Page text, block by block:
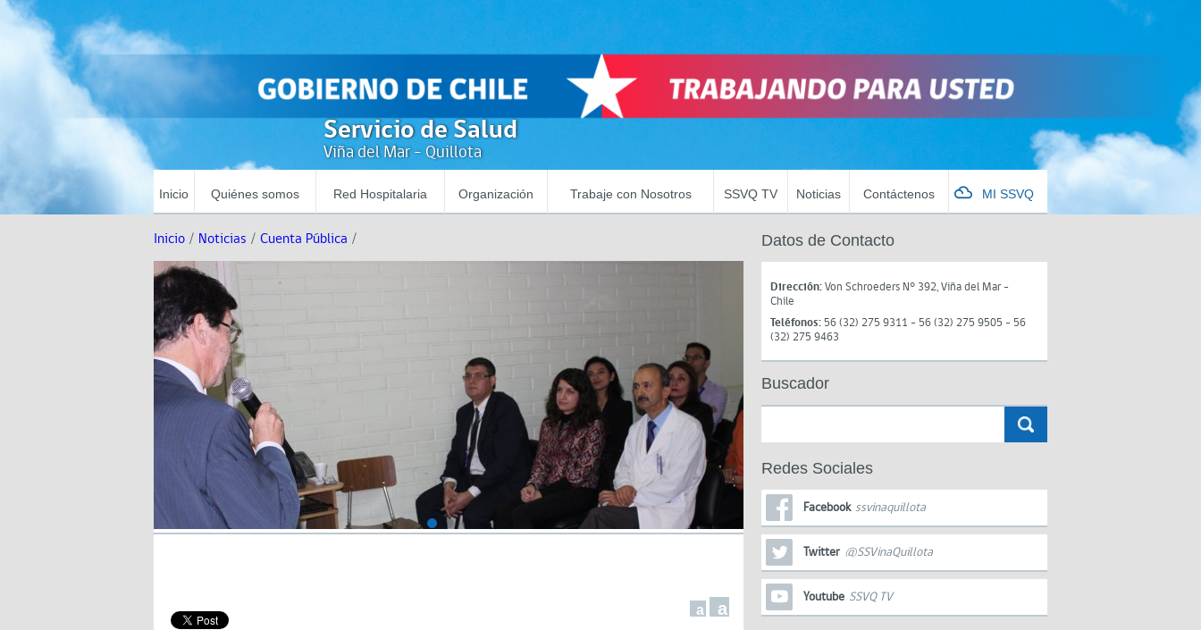
Servicio de Salud
Viña del Mar - Quillota
Inicio Quiénes somos Red Hospitalaria Organización Trabaje con Nosotros SSVQ TV Noticias Contáctenos MI SSVQ
Inicio / Noticias / Cuenta Pública /
a a
Datos de Contacto
Dirección:Von Schroeders N° 392, Viña del Mar -
Chile
Teléfonos: 56 (32) 275 9311 - 56 (32) 275 9505 - 56
(32) 275 9463
Buscador
Redes Sociales
Facebook ssvinaquillota
Twitter @SSVinaQuillota
Youtube SSVQ TV